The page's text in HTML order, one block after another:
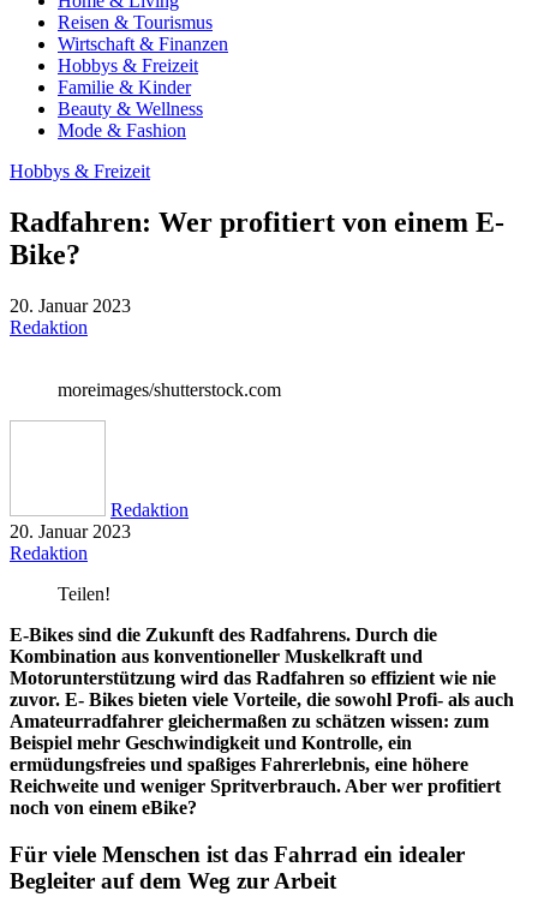
Reisen & Tourismus
Wirtschaft & Finanzen
Hobbys & Freizeit
Familie & Kinder
Beauty & Wellness
Mode & Fashion
Hobbys & Freizeit
Radfahren: Wer profitiert von einem E-
Bike?
20. Januar 2023
Redaktion
moreimages/shutterstock.com
Redaktion
20. Januar 2023
Redaktion
Teilen!
E-Bikes sind die Zukunft des Radfahrens. Durch die
Kombination aus konventioneller Muskelkraft und
Motorunterstützung wird das Radfahren so effizient wie nie
zuvor. E- Bikes bieten viele Vorteile, die sowohl Profi- als auch
Amateurradfahrer gleichermaßen zu schätzen wissen: zum
Beispiel mehr Geschwindigkeit und Kontrolle, ein
ermüdungsfreies und spaßiges Fahrerlebnis, eine höhere
Reichweite und weniger Spritverbrauch. Aber wer profitiert
noch von einem eBike?
Für viele Menschen ist das Fahrrad ein idealer
Begleiter auf dem Weg zur Arbeit